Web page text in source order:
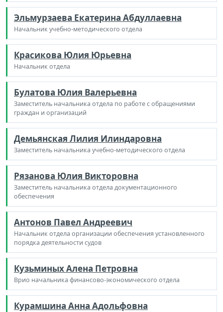
Эльмурзаева Екатерина Абдуллаевна
Начальник учебно-методического отдела
Красикова Юлия Юрьевна
Начальник отдела
Булатова Юлия Валерьевна
Заместитель начальника отдела по работе с обращениями
граждан и организаций
Демьянская Лилия Илиндаровна
Заместитель начальника учебно-методического отдела
Рязанова Юлия Викторовна
Заместитель начальника отдела документационного
обеспечения
Антонов Павел Андреевич
Начальник отдела организации обеспечения установленного
порядка деятельности судов
Кузьминых Алена Петровна
Врио начальника финансово-экономического отдела
Курамшина Анна Адольфовна